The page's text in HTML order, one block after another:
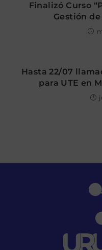
Finalizó Curso
Gestión
Hasta 22/07
para UTE en